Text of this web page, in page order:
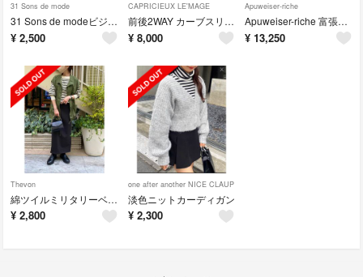
31 Sons de mode
31 Sons de modeビジューボタン付きツイードスカショーパン
¥ 2,500
CAPRICIEUX LE'MAGE
前後2WAY カーブスリーブリブニット
¥ 8,000
Apuweiser-riche
Apuweiser-riche 富張愛さんコラボ 3Dフラワートップス
¥ 13,250
Thevon
綿ツイルミリタリーベスト Thevon
¥ 2,800
one after another NICE CLAUP
淡色ニットカーディガン
¥ 2,300